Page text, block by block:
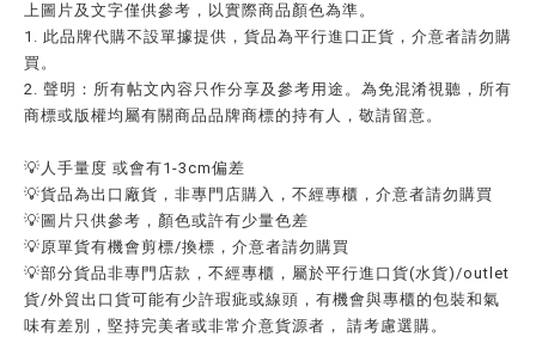
上圖片及文字僅供參考，以實際商品顏色為準。
1. 此品牌代購不設單據提供，貨品為平行進口正貨，介意者請勿購
買。
2. 聲明：所有帖文內容只作分享及參考用途。為免混淆視聽，所有
商標或版權均屬有關商品品牌商標的持有人，敬請留意。
💡人手量度 或會有1-3cm偏差
💡貨品為出口廠貨，非專門店購入，不經專櫃，介意者請勿購買
💡圖片只供參考，顏色或許有少量色差
💡原單貨有機會剪標/換標，介意者請勿購買
💡部分貨品非專門店款，不經專櫃，屬於平行進口貨(水貨)/outlet
貨/外貿出口貨可能有少許瑕疵或線頭，有機會與專櫃的包裝和氣
味有差別，堅持完美者或非常介意貨源者， 請考慮選購。